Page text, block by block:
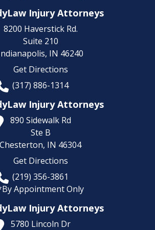
Injury Attorneys
8200 Haverstick Rd.
Suite 210
IN 46240
Get Directions
(317) 886-1314
Injury Attorneys
890 Sidewalk Rd
Ste B
Chesterton, IN 46304
Get Directions
(219) 356-3861
Appointment Only
Injury Attorneys
5780 Lincoln Dr